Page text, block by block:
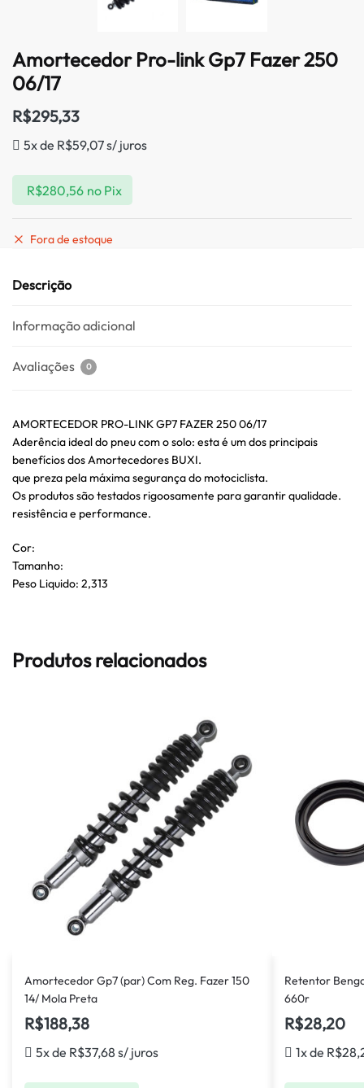
Amortecedor Pro-link Gp7 Fazer 250
06/17
R$295,33
5x de R$59,07s/ juros
R$280,56 no Pix
Fora de estoque
Descrição
Informação adicional
Avaliações 0
AMORTECEDOR PRO-LINK GP7 FAZER 250 06/17
Aderência ideal do pneu com o solo: esta é um dos principais
benefícios dos Amortecedores BUXI.
que preza pela máxima segurança do motociclista.
Os produtos são testados rigoosamente para garantir qualidade.
resistência e performance.
Cor:
Tamanho:
Peso Liquido: 2,313
Produtos relacionados
Amortecedor Gp7 (par) Com Reg. Fazer 150
14/ Mola Preta
R$188,38
5x de R$37,68 s/ juros
Retentor
660r
R$28,20
1x de R$